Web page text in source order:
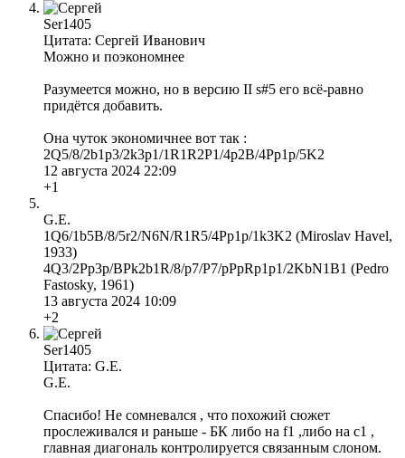
Ser1405
Цитата: Сергей Иванович
Можно и поэкономнее
Разумеется можно, но в версию II s#5 его всё-равно
придётся добавить.
Она чуток экономичнее вот так :
2Q5/8/2b1p3/2k3p1/1R1R2P1/4p2B/4Pp1p/5K2
12 августа 2024 22:09
+1
G.E.
1Q6/1b5B/8/5r2/N6N/R1R5/4Pp1p/1k3K2 (Miroslav Havel,
1933)
4Q3/2Pp3p/BPk2b1R/8/p7/P7/pPpRp1p1/2KbN1B1 (Pedro
Fastosky, 1961)
13 августа 2024 10:09
+2
Ser1405
Цитата: G.E.
G.E.
Спасибо! Не сомневался , что похожий сюжет
прослеживался и раньше - БК либо на f1 ,либо на с1 ,
главная диагональ контролируется связанным слоном.